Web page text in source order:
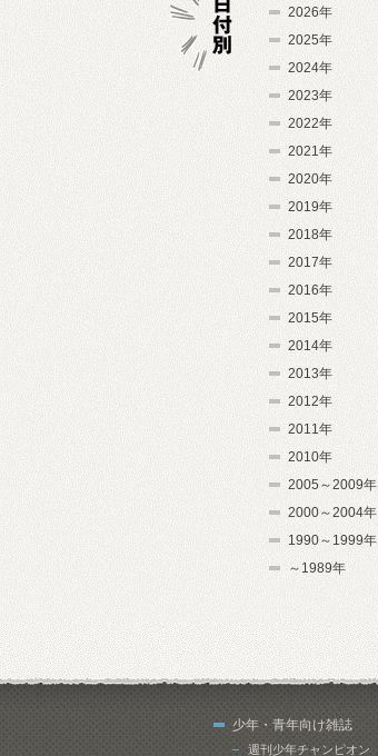
2026年
2025年
2024年
2023年
2022年
2021年
2020年
2019年
2018年
2017年
2016年
2015年
2014年
2013年
2012年
2011年
2010年
2005～2009年
2000～2004年
1990～1999年
～1989年
少年・青年向け雑誌
週刊少年チャンピオン